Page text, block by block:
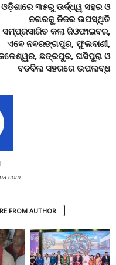
ଓଡ଼ିଶାରେ ୩୫ରୁ ଊର୍ଦ୍ଧ୍ୱ ସହର ଓ
ନଗରକୁ ନିଜର ଉପସ୍ଥିତି
ସମ୍ପ୍ରସାରିତ କଲା ଜିଓଫାଇବର,
ଏବେ ନବରଙ୍ଗପୁର, ଫୁଲବାଣୀ,
ଛତ୍ରପୁର, ଘସିପୁରା ଓ
ବଡବିଲ ସହରରେ ଉପଲବ୍ଧ
FROM AUTHOR